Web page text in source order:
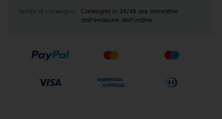
Tempi di consegna:
Consegna in 24/48 ore lavorative
dall'evasione dell'ordine